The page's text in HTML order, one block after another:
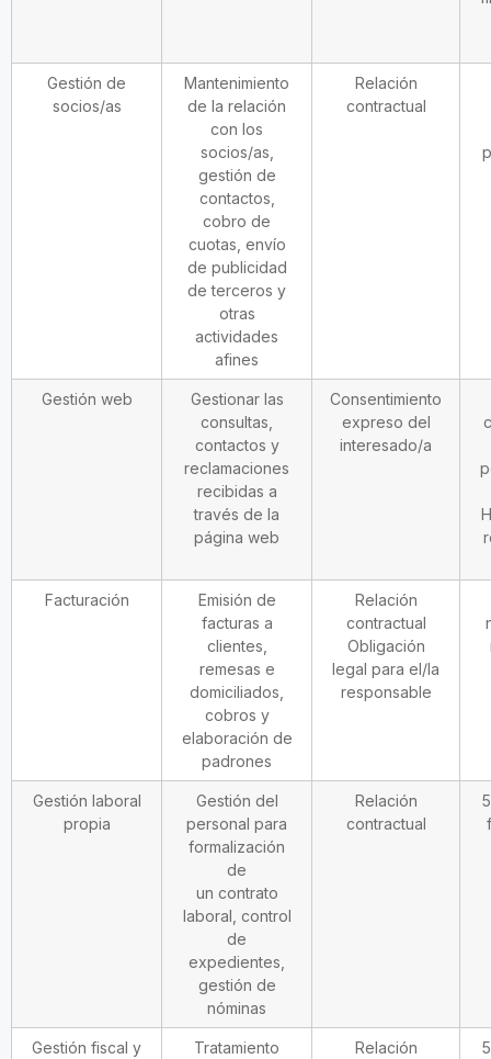
Gestión de
socios/as
Mantenimiento
de la relación
con los
socios/as,
gestión de
contactos,
cobro de
cuotas, envío
de publicidad
de terceros y
otras
actividades
afines
Relación
contractual
Gestión web
Gestionar las
consultas,
contactos y
reclamaciones
recibidas a
través de la
página web
Consentimiento
expreso del
interesado/a
Facturación
Emisión de
facturas a
clientes,
remesas e
domiciliados,
cobros y
elaboración de
padrones
Relación
contractual
Obligación
legal para el/la
responsable
Gestión laboral
propia
Gestión del
personal para
formalización
de
un contrato
laboral, control
de
expedientes,
gestión de
nóminas
Relación
contractual
Gestión fiscal y
Tratamiento
Relación